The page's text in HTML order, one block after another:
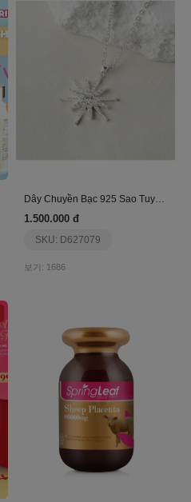
1.500.000 đ
SKU: D627079
보기: 1686